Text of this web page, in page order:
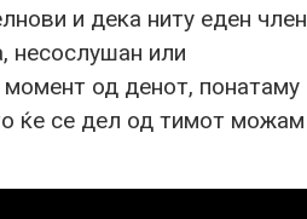
и дека ниту еден член
несослушан или
од денот, понатаму
ќе се дел од тимот можам